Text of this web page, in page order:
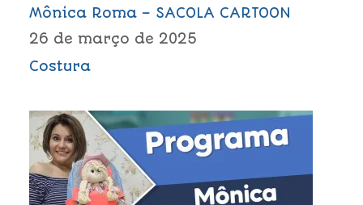
Mônica Roma – SACOLA CARTOON
26 de março de 2025
Costura